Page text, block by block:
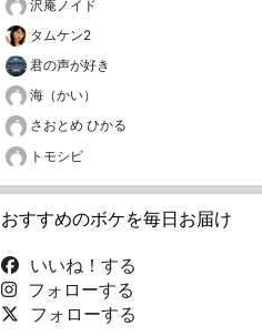
沢庵ノイド
タムケン2
君の声が好き
海（かい）
さおとめ ひかる
トモシビ
おすすめのボケを毎日お届け
いいね！する
フォローする
フォローする